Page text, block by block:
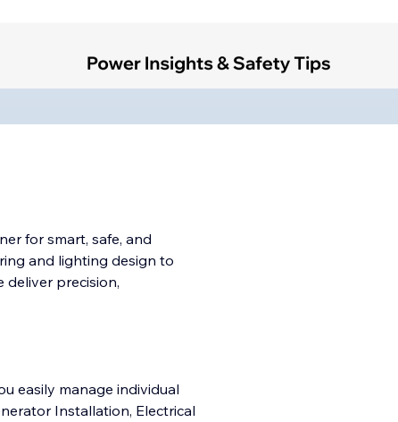
for smart, safe, and
and lighting design to
deliver precision,
easily manage individual
Installation, Electrical